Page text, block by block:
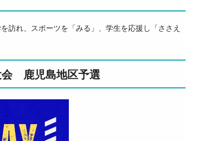
訪れ、スポーツを「みる」、学生を応援し「ささえ
会 鹿児島地区予選